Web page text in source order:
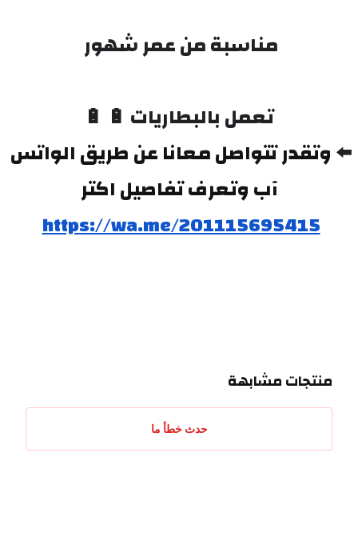
مناسبة من عمر شهور
تعمل بالبطاريات 🔋 🔋
⬅️
آب وتعرف تفاصيل اكتر
https://wa.me/201115695415
منتجات مشابهة
حدث خطأ ما